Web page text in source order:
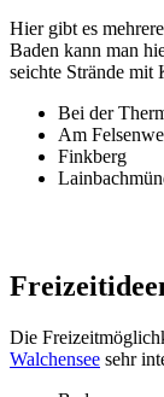
Hier gibt es
Baden kann man
seichte Strände mit
Bei der
Am
Finkberg
Die
Walchensee sehr